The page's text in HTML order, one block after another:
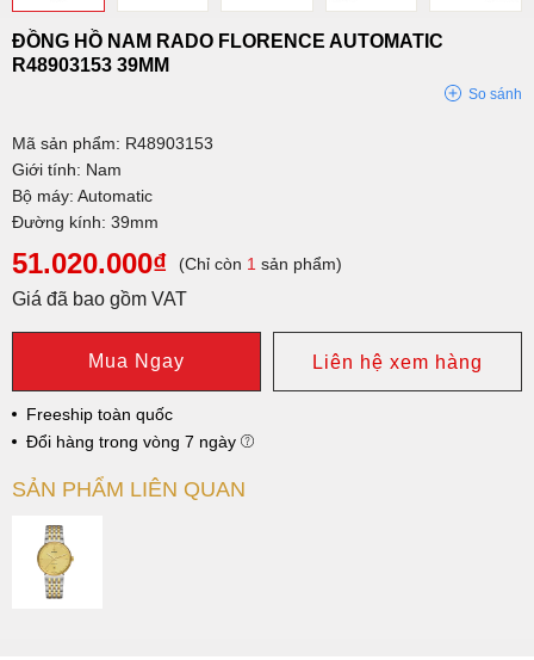
ĐỒNG HỒ NAM RADO FLORENCE AUTOMATIC
R48903153 39MM
So sánh
Mã sản phẩm: R48903153
Giới tính: Nam
Bộ máy: Automatic
Đường kính: 39mm
51.020.000₫ (Chỉ còn 1 sản phẩm)
Giá đã bao gồm VAT
Mua Ngay Liên hệ xem hàng
Freeship toàn quốc
Đổi hàng trong vòng 7 ngày
SẢN PHẨM LIÊN QUAN